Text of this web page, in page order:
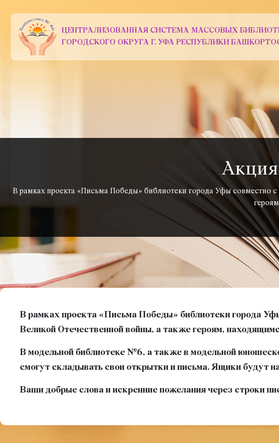
ЦЕНТРАЛИЗОВАННАЯ СИСТЕМА МАССОВЫХ
ГОРОДСКОГО ОКРУГА Г. УФА РЕСПУБЛИКИ
В рамках проекта «Письма Победы» библиотеки города Уфы совместно
В рамках проекта «Письма Победы» библиотеки города
Великой Отечественной войны, а также героям,
В модельной библиотеке №6, а также в модельной
смогут складывать свои открытки и письма. Ящики будут
Ваши добрые слова и искренние пожелания через строки